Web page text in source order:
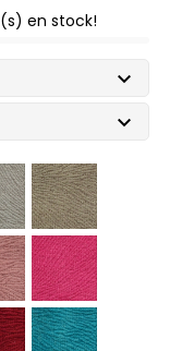
en stock!


Camel
Oscuro
fucsia
Verde
Jade